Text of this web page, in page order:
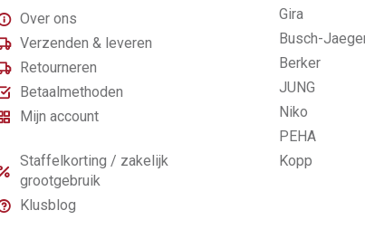
Over ons
Verzenden & leveren
Retourneren
Betaalmethoden
Mijn account
Staffelkorting / zakelijk
grootgebruik
Klusblog
Gira
Busch-
Berker
JUNG
Niko
PEHA
Kopp